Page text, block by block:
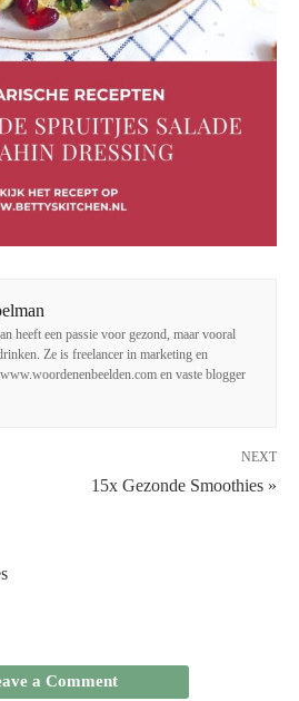
heeft een passie voor gezond, maar vooral
Ze is freelancer in marketing en
en vaste blogger
NEXT
15x Gezonde Smoothies »
a Comment